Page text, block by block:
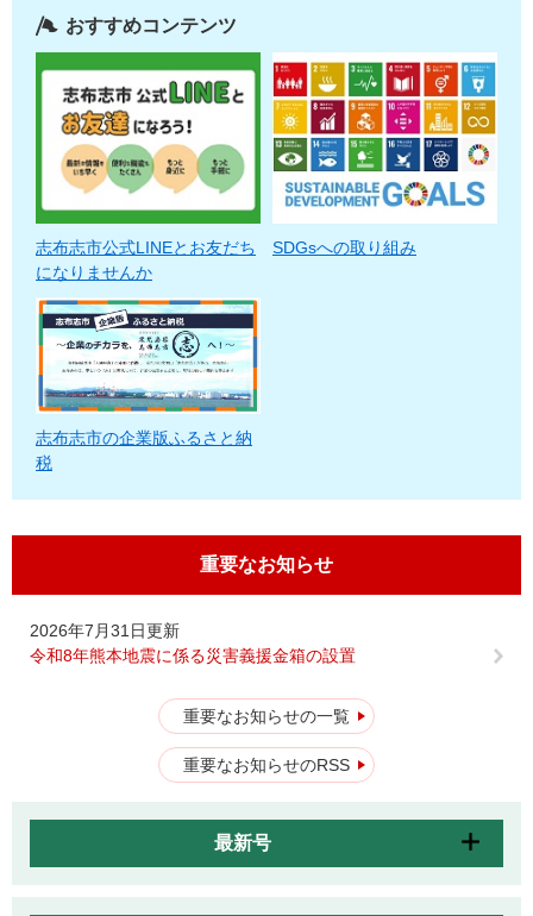
おすすめコンテンツ
志布志市公式LINEとお友だち
になりませんか
SDGsへの取り組み
志布志市の企業版ふるさと納
税
重要なお知らせ
2026年7月31日更新
令和8年熊本地震に係る災害義援金箱の設置
重要なお知らせの一覧
重要なお知らせのRSS
最新号